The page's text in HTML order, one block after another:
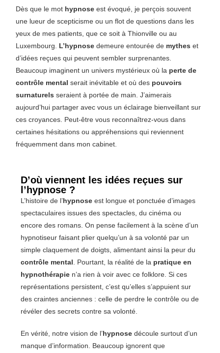
Dès que le mot hypnose est évoqué, je perçois souvent
une lueur de scepticisme ou un flot de questions dans les
yeux de mes patients, que ce soit à Thionville ou au
Luxembourg. L’hypnose demeure entourée de mythes et
d’idées reçues qui peuvent sembler surprenantes.
Beaucoup imaginent un univers mystérieux où la perte de
contrôle mental serait inévitable et où des pouvoirs
surnaturels seraient à portée de main. J’aimerais
aujourd’hui partager avec vous un éclairage bienveillant sur
ces croyances. Peut-être vous reconnaîtrez-vous dans
certaines hésitations ou appréhensions qui reviennent
fréquemment dans mon cabinet.
D’où viennent les idées reçues sur
l’hypnose ?
L’histoire de l’hypnose est longue et ponctuée d’images
spectaculaires issues des spectacles, du cinéma ou
encore des romans. On pense facilement à la scène d’un
hypnotiseur faisant plier quelqu’un à sa volonté par un
simple claquement de doigts, alimentant ainsi la peur du
contrôle mental . Pourtant, la réalité de la pratique en
hypnothérapie n’a rien à voir avec ce folklore. Si ces
représentations persistent, c’est qu’elles s’appuient sur
des craintes anciennes : celle de perdre le contrôle ou de
révéler des secrets contre sa volonté.
En vérité, notre vision de l’hypnose découle surtout d’un
manque d’information. Beaucoup ignorent que